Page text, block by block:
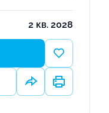
2 кв. 2028